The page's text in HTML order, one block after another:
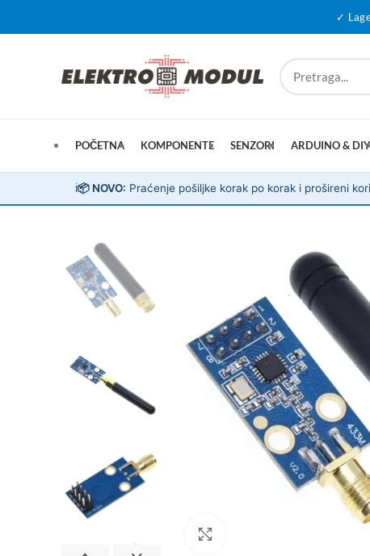
✓
POČETNA KOMPONENTE SENZORI ARDUINO & DIY
ℹ️📦 NOVO: Praćenje pošiljke korak po korak i prošireni